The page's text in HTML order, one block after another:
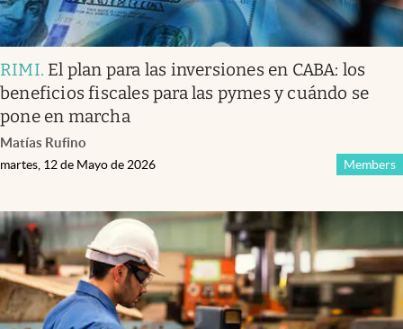
RIMI. El plan para las inversiones en CABA: los
beneficios fiscales para las pymes y cuándo se
pone en marcha
Matías Rufino
Members
martes, 12 de Mayo de 2026